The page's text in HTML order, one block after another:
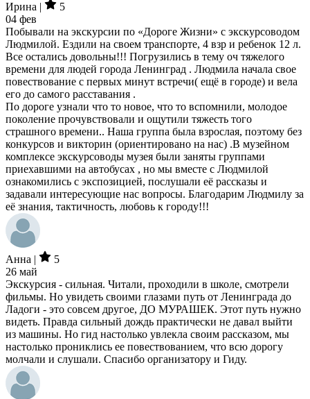
Ирина |
5
04 фев
Побывали на экскурсии по «Дороге Жизни» с экскурсоводом
Людмилой. Ездили на своем транспорте, 4 взр и ребенок 12 л.
Все остались довольны!!! Погрузились в тему оч тяжелого
времени для людей города Ленинград . Людмила начала свое
повествование с первых минут встречи( ещё в городе) и вела
его до самого расставания .
По дороге узнали что то новое, что то вспомнили, молодое
поколение прочувствовали и ощутили тяжесть того
страшного времени.. Наша группа была взрослая, поэтому без
конкурсов и викторин (ориентировано на нас) .В музейном
комплексе экскурсоводы музея были заняты группами
приехавшими на автобусах , но мы вместе с Людмилой
ознакомились с экспозицией, послушали её рассказы и
задавали интересующие нас вопросы. Благодарим Людмилу за
её знания, тактичность, любовь к городу!!!
Анна |
5
26 май
Экскурсия - сильная. Читали, проходили в школе, смотрели
фильмы. Но увидеть своими глазами путь от Ленинграда до
Ладоги - это совсем другое, ДО МУРАШЕК. Этот путь нужно
видеть. Правда сильный дождь практически не давал выйти
из машины. Но гид настолько увлекла своим рассказом, мы
настолько прониклись ее повествованием, что всю дорогу
молчали и слушали. Спасибо организатору и Гиду.